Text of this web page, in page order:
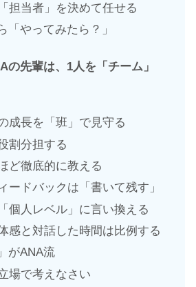
担当者」を決めて任せる
「やってみたら？」
の先輩は、1人を「チーム」
成長を「班」で見守る
割分担する
ど徹底的に教える
ードバックは「書いて残す」
個人レベル」に言い換える
感と対話した時間は比例する
がANA流
場で考えなさい